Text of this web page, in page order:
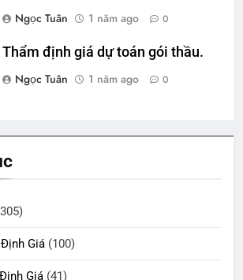
Ngọc Tuân
1 năm ago 0
Thẩm định giá dự toán gói thầu.
Ngọc Tuân
1 năm ago 0
Giá (100)
Giá (41)